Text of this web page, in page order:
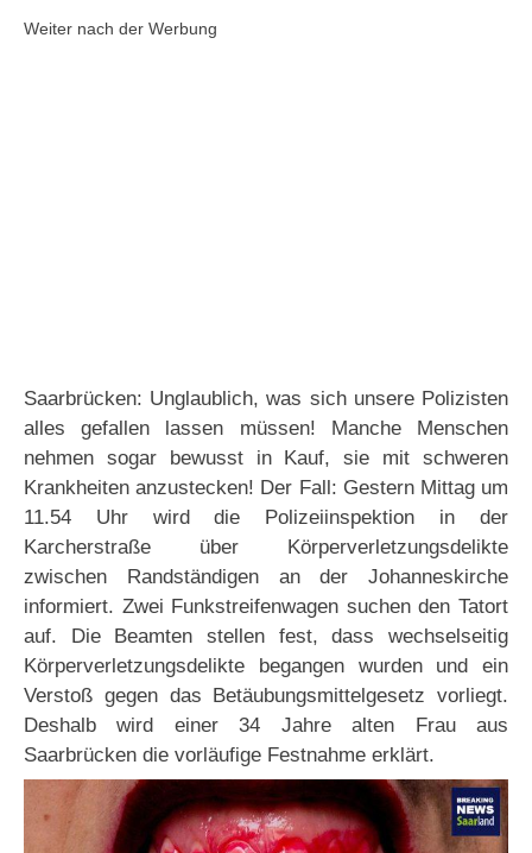
Weiter nach der Werbung
Saarbrücken: Unglaublich, was sich unsere Polizisten
alles gefallen lassen müssen! Manche Menschen
nehmen sogar bewusst in Kauf, sie mit schweren
Krankheiten anzustecken! Der Fall: Gestern Mittag um
11.54 Uhr wird die Polizeiinspektion in der
Karcherstraße über Körperverletzungsdelikte
zwischen Randständigen an der Johanneskirche
informiert. Zwei Funkstreifenwagen suchen den Tatort
auf. Die Beamten stellen fest, dass wechselseitig
Körperverletzungsdelikte begangen wurden und ein
Verstoß gegen das Betäubungsmittelgesetz vorliegt.
Deshalb wird einer 34 Jahre alten Frau aus
Saarbrücken die vorläufige Festnahme erklärt.